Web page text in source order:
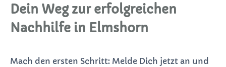
Dein Weg zur erfolgreichen
Nachhilfe in Elmshorn
Mach den ersten Schritt: Melde Dich jetzt an und